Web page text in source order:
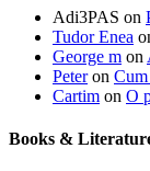
Adi3PAS on
Tudor Enea
George m on
Peteron
Cartim on O
Books &